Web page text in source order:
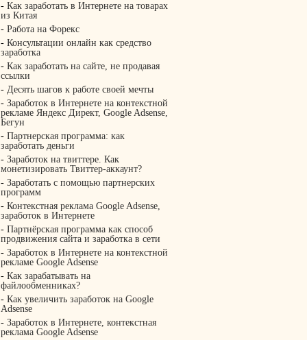
- Как заработать в Интернете на товарах
из Китая
- Работа на Форекс
- Консультации онлайн как средство
заработка
- Как заработать на сайте, не продавая
ссылки
- Десять шагов к работе своей мечты
- Заработок в Интернете на контекстной
рекламе Яндекс Директ, Google Adsense,
Бегун
- Партнерская программа: как
заработать деньги
- Заработок на твиттере. Как
монетизировать Твиттер-аккаунт?
- Заработать с помощью партнерских
программ
- Контекстная реклама Google Adsense,
заработок в Интернете
- Партнёрская программа как способ
продвижения сайта и заработка в сети
- Заработок в Интернете на контекстной
рекламе Google Adsense
- Как зарабатывать на
файлообменниках?
- Как увеличить заработок на Google
Adsense
- Заработок в Интернете, контекстная
реклама Google Adsense